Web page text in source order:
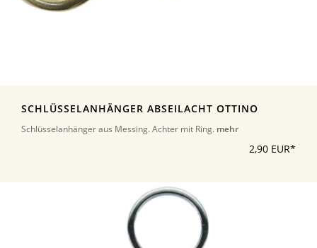
SCHLÜSSELANHÄNGER ABSEILACHT OTTINO
Schlüsselanhänger aus Messing. Achter mit Ring. mehr
2,90 EUR*